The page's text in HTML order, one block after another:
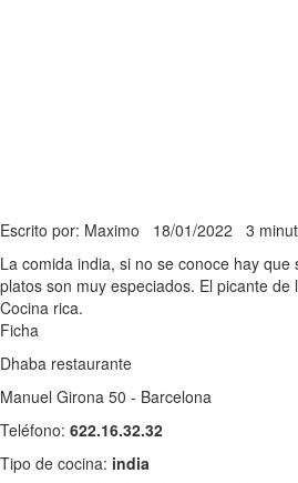
Escrito por: Maximo 18/01/2022 3
La comida india, si no se conoce hay
platos son muy especiados. El picante
Cocina rica.
Ficha
Dhaba restaurante
Manuel Girona 50 - Barcelona
Teléfono: 622.16.32.32
Tipo de cocina: india